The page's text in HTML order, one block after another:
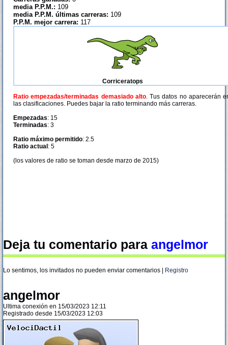
media P.P.M.: 109
media P.P.M. últimas carreras: 109
P.P.M. mejor carrera: 117
Corriceratops
Ratio empezadas/terminadas demasiado alto. Tus datos no aparecerán
las clasificaciones. Puedes bajar la ratio terminando más carreras.
Empezadas: 15
Terminadas: 3
Ratio máximo permitido: 2.5
Ratio actual : 5
(los valores de ratio se toman desde marzo de 2015)
Deja tu comentario para angelmor
Lo sentimos, los invitados no pueden enviar comentarios | Registro
angelmor
Ultima conexión en 15/03/2023 12:11
Registrado desde 15/03/2023 12:03